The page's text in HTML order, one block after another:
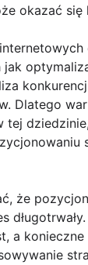
okazać się
jak
Dlatego
tej
że
a